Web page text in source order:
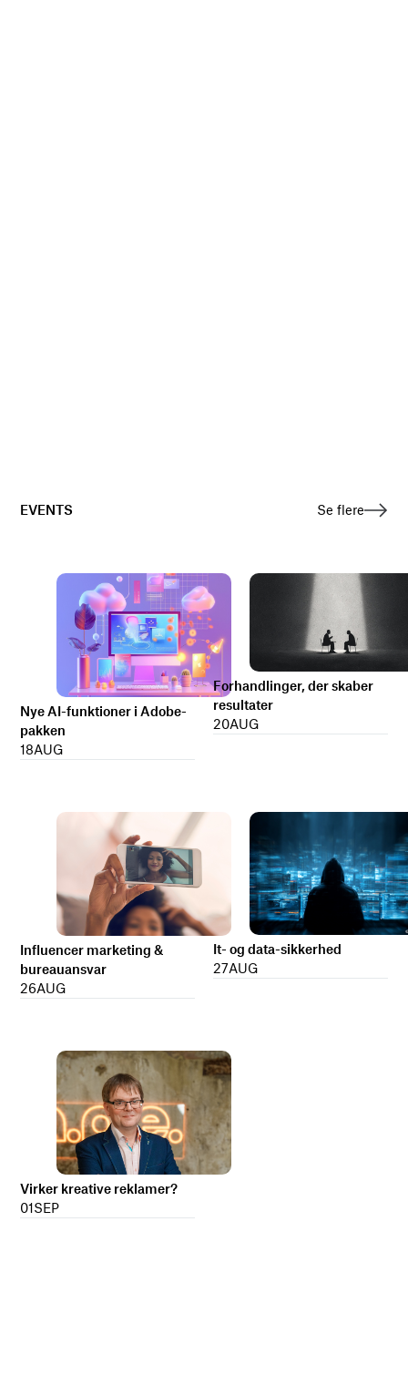
EVENTS Se flere
Nye AI-funktioner i Adobe-
pakken
18AUG
Forhandlinger, der skaber
resultater
20AUG
Influencer marketing &
bureauansvar
26AUG
It- og data-sikkerhed
27AUG
Virker kreative reklamer?
01SEP